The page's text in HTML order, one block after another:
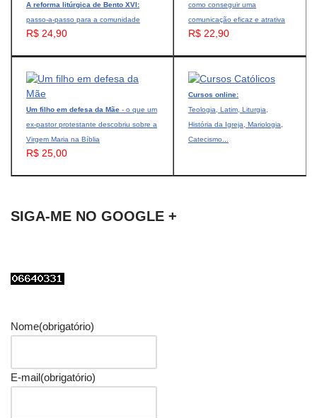
A reforma litúrgica de Bento XVI:
passo-a-passo para a comunidade
R$ 24,90
como conseguir uma
comunicação eficaz e atrativa
R$ 22,90
Um filho em defesa da Mãe - o que um
ex-pastor protestante descobriu sobre a
Virgem Maria na Bíblia
R$ 25,00
Cursos online:
Teologia, Latim, Liturgia,
História da Igreja, Mariologia,
Catecismo...
SIGA-ME NO GOOGLE +
Nome(obrigatório)
E-mail(obrigatório)